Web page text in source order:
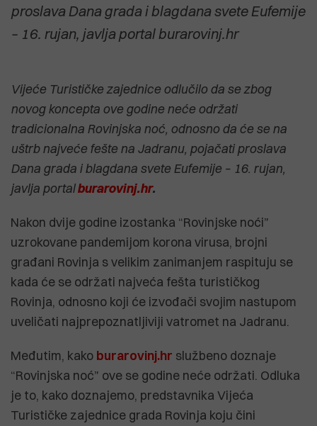
proslava Dana grada i blagdana svete Eufemije
– 16. rujan, javlja portalburarovinj.hr
Vijeće Turističke zajednice odlučilo da se zbog
novog koncepta ove godine neće održati
tradicionalna Rovinjska noć, odnosno da će se na
uštrb najveće fešte na Jadranu, pojačati proslava
Dana grada i blagdana svete Eufemije – 16. rujan,
javlja portalburarovinj.hr.
Nakon dvije godine izostanka “Rovinjske noći”
uzrokovane pandemijom korona virusa, brojni
građani Rovinja s velikim zanimanjem raspituju se
kada će se održati najveća fešta turističkog
Rovinja, odnosno koji će izvođači svojim nastupom
uveličati najprepoznatljiviji vatromet na Jadranu.
Međutim, kako burarovinj.hr službeno doznaje
“Rovinjska noć” ove se godine neće održati. Odluka
je to, kako doznajemo, predstavnika Vijeća
Turističke zajednice grada Rovinja koju čini